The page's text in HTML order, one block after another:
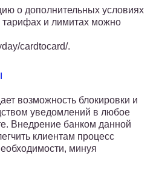
о дополнительных условиях
и лимитах можно
cardtocard/.
возможность блокировки и
уведомлений в любое
Внедрение банком данной
клиентам процесс
минуя